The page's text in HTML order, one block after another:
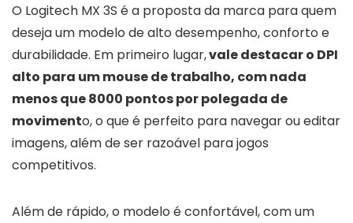
O Logitech MX 3S é a proposta da marca para quem
deseja um modelo de alto desempenho, conforto e
durabilidade. Em primeiro lugar,vale destacar o DPI
alto para um mouse de trabalho, com nada
menos que 8000 pontos por polegada de
movimento, o que é perfeito para navegar ou editar
imagens, além de ser razoável para jogos
competitivos.
Além de rápido, o modelo é confortável, com um